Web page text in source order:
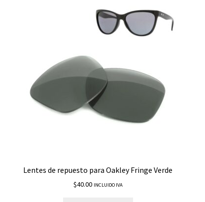
Lentes de repuesto para Oakley Fringe Verde
$40.00 INCLUIDO IVA